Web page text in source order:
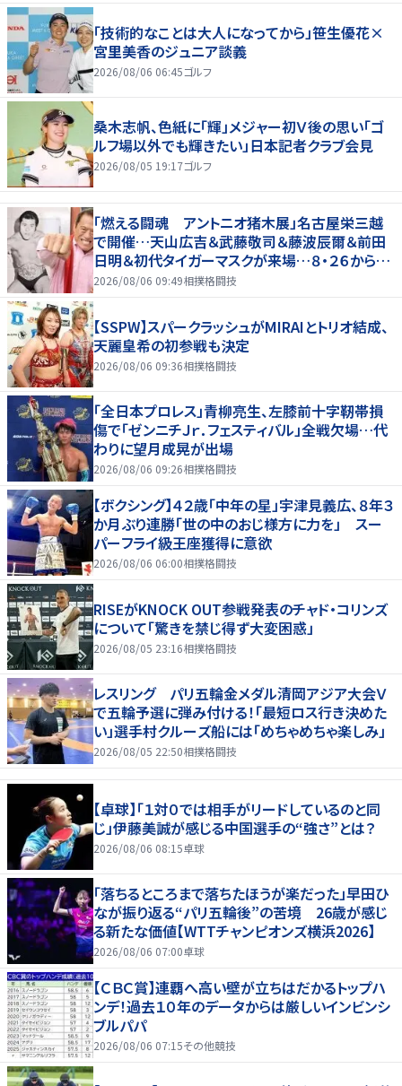
「技術的なことは大人になってから」笹生優花×
宮里美香のジュニア談義
2026/08/06 06:45ゴルフ
桑木志帆、色紙に「輝」メジャー初Ｖ後の思い「ゴ
ルフ場以外でも輝きたい」日本記者クラブ会見
2026/08/05 19:17ゴルフ
「燃える闘魂 アントニオ猪木展」名古屋栄三越
で開催…天山広吉＆武藤敬司＆藤波辰爾＆前田
日明＆初代タイガーマスクが来場…８・２６から９・
７まで
2026/08/06 09:49相撲格闘技
【SSPW】スパークラッシュがMIRAIとトリオ結成、
天麗皇希の初参戦も決定
2026/08/06 09:36相撲格闘技
「全日本プロレス」青柳亮生、左膝前十字靭帯損
傷で「ゼンニチＪｒ．フェスティバル」全戦欠場…代
わりに望月成晃が出場
2026/08/06 09:26相撲格闘技
【ボクシング】４２歳「中年の星」宇津見義広、８年３
か月ぶり連勝「世の中のおじ様方に力を」 スー
パーフライ級王座獲得に意欲
2026/08/06 06:00相撲格闘技
RISEがKNOCK OUT参戦発表のチャド・コリンズ
について「驚きを禁じ得ず大変困惑」
2026/08/05 23:16相撲格闘技
レスリング パリ五輪金メダル清岡アジア大会Ｖ
で五輪予選に弾み付ける！「最短ロス行き決めた
い」選手村クルーズ船には「めちゃめちゃ楽しみ」
2026/08/05 22:50相撲格闘技
【卓球】「１対０では相手がリードしているのと同
じ」伊藤美誠が感じる中国選手の“強さ”とは？
2026/08/06 08:15卓球
「落ちるところまで落ちたほうが楽だった」早田ひ
なが振り返る“パリ五輪後”の苦境 26歳が感じ
る新たな価値【WTTチャンピオンズ横浜2026】
2026/08/06 07:00卓球
【ＣＢＣ賞】連覇へ高い壁が立ちはだかるトップハ
ンデ！過去１０年のデータからは厳しいインビンシ
ブルパパ
2026/08/06 07:15その他競技